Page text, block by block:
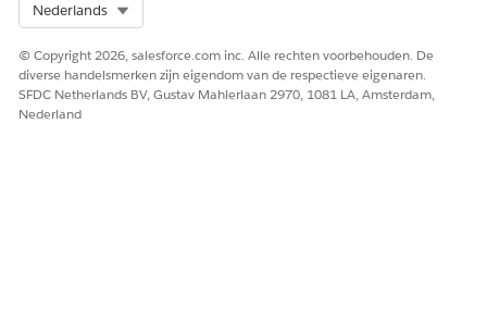
Nederlands
© Copyright 2026, salesforce.com inc. Alle rechten voorbehouden. De
diverse handelsmerken zijn eigendom van de respectieve eigenaren.
SFDC Netherlands BV, Gustav Mahlerlaan 2970, 1081 LA, Amsterdam,
Nederland